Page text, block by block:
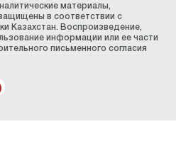
материалы,
в соответствии с
Казахстан. Воспроизведение,
информации или ее части
письменного согласия